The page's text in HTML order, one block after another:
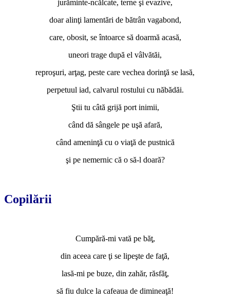
jurăminte-ncălcate, terne şi evazive,
doar alinţi lamentări de bătrân vagabond,
care, obosit, se întoarce să doarmă acasă,
uneori trage după el vâlvătăi,
reproşuri, arţag, peste care vechea dorinţă se lasă,
perpetuul iad, calvarul rostului cu năbădăi.
Ştii tu câtă grijă port inimii,
când dă sângele pe uşă afară,
când ameninţă cu o viaţă de pustnică
şi pe nemernic că o să-l doară?
Copilării
Cumpără-mi vată pe băţ,
din aceea care ţi se lipeşte de faţă,
lasă-mi pe buze, din zahăr, răsfăţ,
să fiu dulce la cafeaua de dimineaţă!